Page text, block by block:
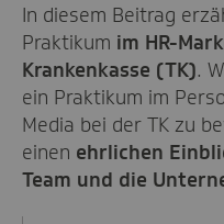
In diesem Beitrag
Praktikum im HR-
Krankenkasse (TK).
ein Praktikum im
Media bei der TK zu
einen ehrlichen
Team und die